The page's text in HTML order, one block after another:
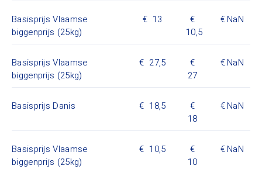
Basisprijs Vlaamse
biggenprijs (25kg)
13
10,5
NaN
Basisprijs Vlaamse
biggenprijs (25kg)
27,5
27
NaN
Basisprijs Danis
18,5
18
NaN
Basisprijs Vlaamse
biggenprijs (25kg)
10,5
10
NaN